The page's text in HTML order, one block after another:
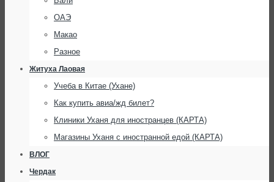
ОАЭ
Макао
Разное
Житуха Лаовая
Учеба в Китае (Ухане)
Как купить авиа/жд билет?
Клиники Уханя для иностранцев (КАРТА)
Магазины Уханя с иностранной едой (КАРТА)
ВЛОГ
Чердак